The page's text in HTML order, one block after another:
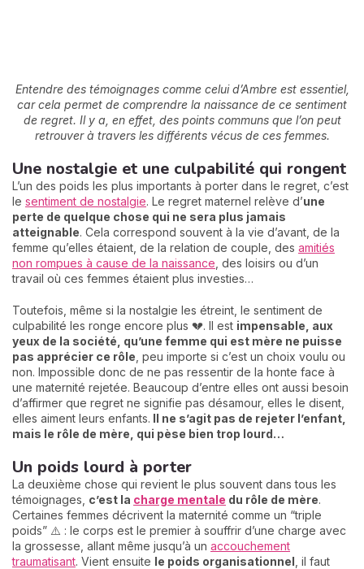
Entendre des témoignages comme celui d’Ambre est essentiel,
car cela permet de comprendre la naissance de ce sentiment
de regret. Il y a, en effet, des points communs que l’on peut
retrouver à travers les différents vécus de ces femmes.
Une nostalgie et une culpabilité qui rongent
L’un des poids les plus importants à porter dans le regret, c’est
le sentiment de nostalgie. Le regret maternel relève d’une
perte de quelque chose qui ne sera plus jamais
atteignable. Cela correspond souvent à la vie d’avant, de la
femme qu’elles étaient, de la relation de couple, des amitiés
non rompues à cause de la naissance , des loisirs ou d’un
travail où ces femmes étaient plus investies…
Toutefois, même si la nostalgie les étreint, le sentiment de
culpabilité les ronge encore plus 💔. Il est impensable, aux
yeux de la société, qu’une femme qui est mère ne puisse
pas apprécier ce rôle , peu importe si c’est un choix voulu ou
non. Impossible donc de ne pas ressentir de la honte face à
une maternité rejetée. Beaucoup d’entre elles ont aussi besoin
d’affirmer que regret ne signifie pas désamour, elles le disent,
elles aiment leurs enfants. Il ne s’agit pas de rejeter l’enfant,
mais le rôle de mère, qui pèse bien trop lourd…
Un poids lourd à porter
La deuxième chose qui revient le plus souvent dans tous les
témoignages, c’est la charge mentale du rôle de mère.
Certaines femmes décrivent la maternité comme un “triple
poids” ⚠️ : le corps est le premier à souffrir d’une charge avec
la grossesse, allant même jusqu’à un accouchement
traumatisant. Vient ensuite le poids organisationnel , il faut